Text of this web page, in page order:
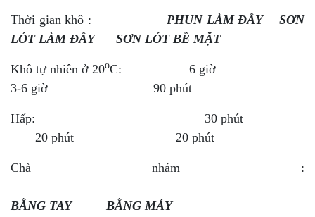
Thời gian khô : PHUN LÀM ĐẦY SƠN
LÓT LÀM ĐẦY SƠN LÓT BỀ MẶT
Khô tự nhiên ở 20oC: 6 giờ
3-6 giờ 90 phút
Hấp: 30 phút
20 phút 20 phút
Chà nhám :
BẰNG TAY BẰNG MÁY